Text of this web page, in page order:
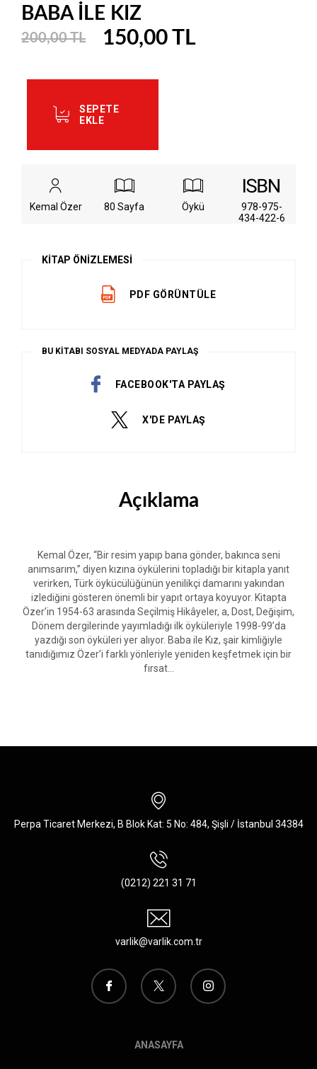
BABA İLE KIZ
200,00 TL 150,00 TL
Kemal Özer 80 Sayfa Öykü
978-975-
434-422-6
SEPETE
EKLE
KİTAP ÖNİZLEMESİ
PDF GÖRÜNTÜLE
BU KİTABI SOSYAL MEDYADA PAYLAŞ
FACEBOOK'TA PAYLAŞ
X'DE PAYLAŞ
Açıklama
Kemal Özer, “Bir resim yapıp bana gönder, bakınca seni
anımsarım,” diyen kızına öykülerini topladığı bir kitapla yanıt
verirken, Türk öykücülüğünün yenilikçi damarını yakından
izlediğini gösteren önemli bir yapıt ortaya koyuyor. Kitapta
Özer’in 1954-63 arasında Seçilmiş Hikâyeler, a, Dost, Değişim,
Dönem dergilerinde yayımladığı ilk öyküleriyle 1998-99’da
yazdığı son öyküleri yer alıyor. Baba ile Kız, şair kimliğiyle
tanıdığımız Özer’i farklı yönleriyle yeniden keşfetmek için bir
fırsat…
Perpa Ticaret Merkezi, B Blok Kat: 5 No: 484, Şişli / İstanbul 34384
(0212) 221 31 71
varlik@varlik.com.tr
ANASAYFA